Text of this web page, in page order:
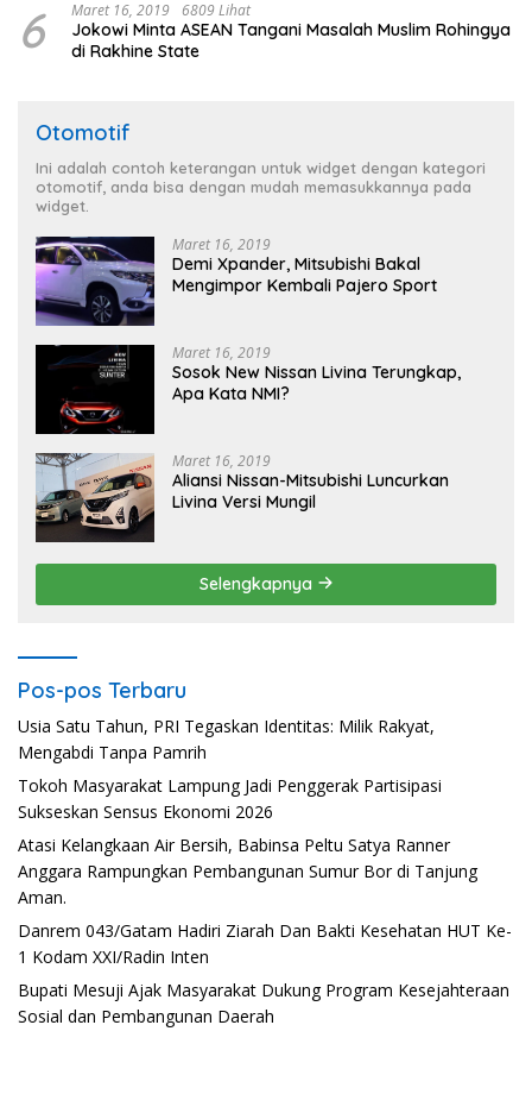
6 Maret 16, 2019 6809 Lihat
Jokowi Minta ASEAN Tangani Masalah Muslim Rohingya
di Rakhine State
Otomotif
Ini adalah contoh keterangan untuk widget dengan kategori
otomotif, anda bisa dengan mudah memasukkannya pada
widget.
Maret 16, 2019
Demi Xpander, Mitsubishi Bakal
Mengimpor Kembali Pajero Sport
Maret 16, 2019
Sosok New Nissan Livina Terungkap,
Apa Kata NMI?
Maret 16, 2019
Aliansi Nissan-Mitsubishi Luncurkan
Livina Versi Mungil
Selengkapnya
Pos-pos Terbaru
Usia Satu Tahun, PRI Tegaskan Identitas: Milik Rakyat,
Mengabdi Tanpa Pamrih
Tokoh Masyarakat Lampung Jadi Penggerak Partisipasi
Sukseskan Sensus Ekonomi 2026
Atasi Kelangkaan Air Bersih, Babinsa Peltu Satya Ranner
Anggara Rampungkan Pembangunan Sumur Bor di Tanjung
Aman.
Danrem 043/Gatam Hadiri Ziarah Dan Bakti Kesehatan HUT Ke-
1 Kodam XXI/Radin Inten
Bupati Mesuji Ajak Masyarakat Dukung Program Kesejahteraan
Sosial dan Pembangunan Daerah